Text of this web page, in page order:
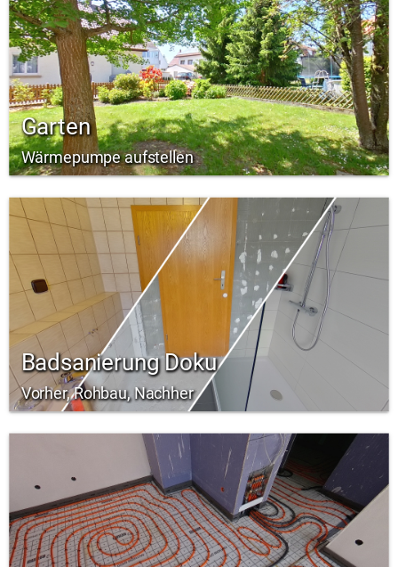
Garten
Wärmepumpe aufstellen
Badsanierung Doku
Vorher, Rohbau, Nachher